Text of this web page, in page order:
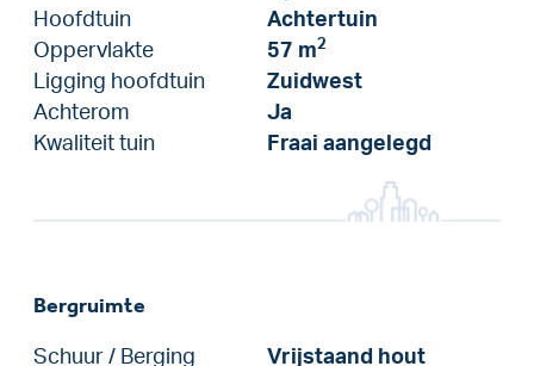
Hoofdtuin
Achtertuin
Oppervlakte
57 m2
Ligging hoofdtuin
Zuidwest
Achterom
Ja
Kwaliteit tuin
Fraai aangelegd
Bergruimte
Schuur / Berging
Vrijstaand hout